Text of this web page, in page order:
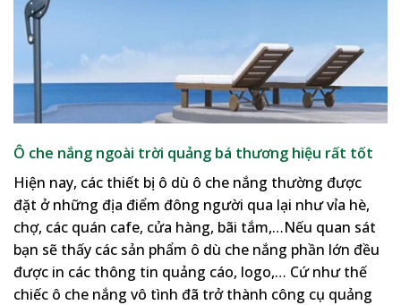
Ô che nắng ngoài trời quảng bá thương hiệu rất tốt
Hiện nay, các thiết bị ô dù ô che nắng thường được
đặt ở những địa điểm đông người qua lại như vỉa hè,
chợ, các quán cafe, cửa hàng, bãi tắm,…Nếu quan sát
bạn sẽ thấy các sản phẩm ô dù che nắng phần lớn đều
được in các thông tin quảng cáo, logo,… Cứ như thế
chiếc ô che nắng vô tình đã trở thành công cụ quảng